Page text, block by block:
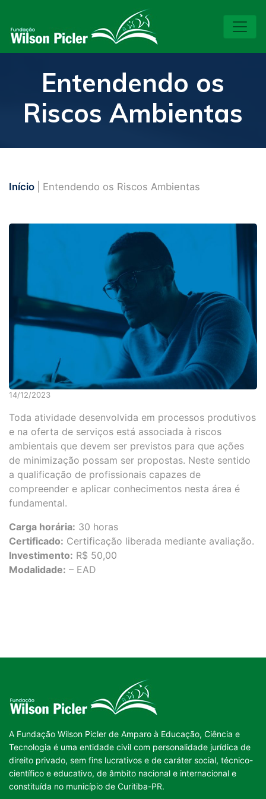
Entendendo os
Riscos Ambientas
Início | Entendendo os Riscos Ambientas
14/12/2023
Toda atividade desenvolvida em processos produtivos
e na oferta de serviços está associada à riscos
ambientais que devem ser previstos para que ações
de minimização possam ser propostas. Neste sentido
a qualificação de profissionais capazes de
compreender e aplicar conhecimentos nesta área é
fundamental.
Carga horária: 30 horas
Certificado: Certificação liberada mediante avaliação.
Investimento: R$ 50,00
Modalidade: – EAD
A Fundação Wilson Picler de Amparo à Educação, Ciência e
Tecnologia é uma entidade civil com personalidade jurídica de
direito privado, sem fins lucrativos e de caráter social, técnico-
científico e educativo, de âmbito nacional e internacional e
constituída no município de Curitiba-PR.